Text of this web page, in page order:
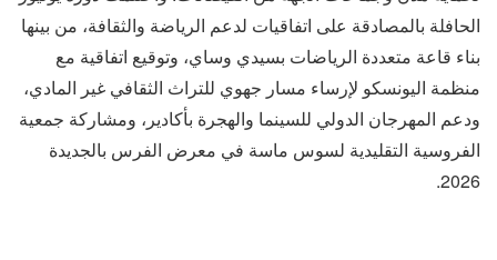
الحافلة بالمصادقة على اتفاقيات لدعم الرياضة والثقافة، من بينها
بناء قاعة متعددة الرياضات بسيدي وساي، وتوقيع اتفاقية مع
منظمة اليونسكو لإرساء مسار جهوي للتراث الثقافي غير المادي،
ودعم المهرجان الدولي للسينما والهجرة بأكادير، ومشاركة جمعية
الفروسية التقليدية لسوس ماسة في معرض الفرس بالجديدة
2026.